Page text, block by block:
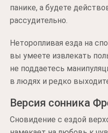
панике, а будете
рассудительно.
Неторопливая езда на
вы умеете извлекать
не поддаетесь
в людях и редко
Версия сонника
Сновидение с ездой